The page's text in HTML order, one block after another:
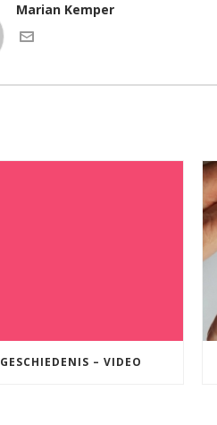
Marian Kemper
GESCHIEDENIS – VIDEO